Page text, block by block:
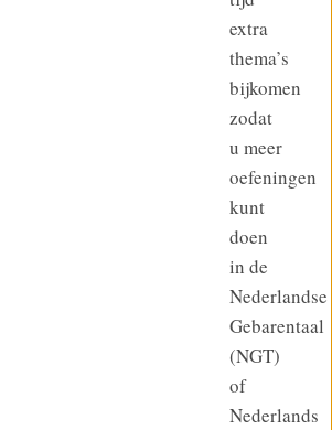
extra
thema’s
bijkomen
zodat
u meer
oefeningen
kunt
doen
in de
Nederlandse
Gebarentaal
(NGT)
of
Nederlands